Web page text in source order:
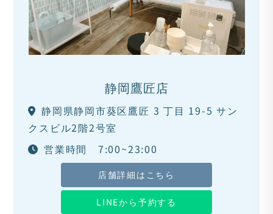
静岡鷹匠店
静岡県静岡市葵区鷹匠 3 丁目 19-5 サン
クスビル2階2号室
営業時間 7:00~23:00
店舗詳細はこちら
LINEから予約する